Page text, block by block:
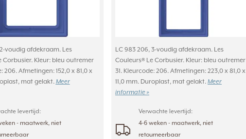
voudig afdekraam. Les
Corbusier. Kleur: bleu outremer
206. Afmetingen: 152,0 x 81,0 x
mat gelakt. Meer
levertijd:
- maatwerk, niet
LC 983 206, 3-voudig afdekraam. Les
Couleurs® Le Corbusier. Kleur: bleu outremer
31. Kleurcode: 206. Afmetingen: 223,0 x 81,0 x
11,0 mm. Duroplast, mat gelakt. Meer
informatie »
Verwachte levertijd:
4-6 weken - maatwerk, niet
retourneerbaar